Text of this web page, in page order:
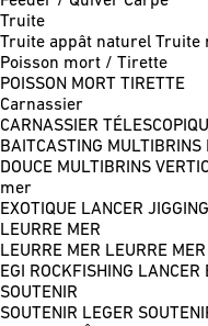
Truite
Truite appât naturel Truite
Poisson mort / Tirette
POISSON MORT TIRETTE
Carnassier
CARNASSIER
BAITCASTING MULTIBRINS
DOUCE MULTIBRINS
mer
EXOTIQUE LANCER JIGGING
LEURRE MER
LEURRE MER LEURRE
EGI
ROCKFISHING LANCER
SOUTENIR
SOUTENIR LEGER